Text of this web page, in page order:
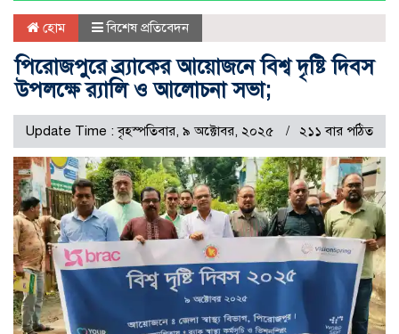
হোম বিশেষ প্রতিবেদন
পিরোজপুরে ব্র্যাকের আয়োজনে বিশ্ব দৃষ্টি দিবস
উপলক্ষে র‍্যালি ও আলোচনা সভা;
Update Time : বৃহস্পতিবার, ৯ অক্টোবর, ২০২৫ ২১১ বার পঠিত